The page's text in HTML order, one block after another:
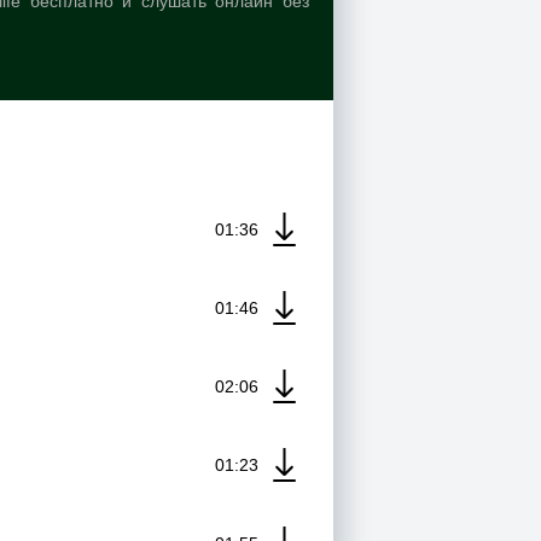
01:36
01:46
02:06
01:23